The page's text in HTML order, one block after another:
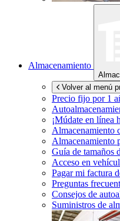
Almacenamiento
Volver al menú
Precio fijo por 1
¡Múdate en línea
Almacenamiento
Almacenamiento
Guía de tamaños
Acceso en
Pagar mi factura
Preguntas
Consejos de
Suministros de